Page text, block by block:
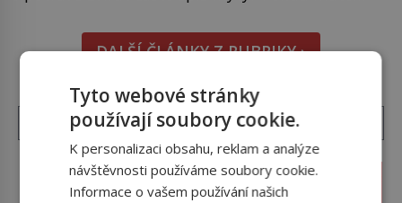
i bude chutnat, ovšem měl by ji mít jen jako
občasný pamlsek. […]DALŠÍ ČLÁNKY Z RUBRIKY ›
Tyto webové stránky
používají soubory cookie.
K personalizaci obsahu, reklam a analýze
návštěvnosti používáme soubory cookie.
Informace o vašem používání našich